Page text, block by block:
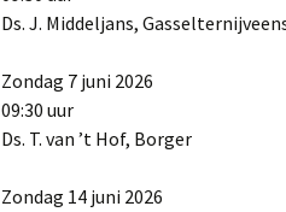
Ds. J. Middeljans,
Zondag 7 juni 2026
09:30 uur
Ds. T. van ’t Hof, Borger
Zondag 14 juni 2026